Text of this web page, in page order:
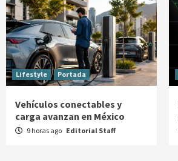
Lifestyle Portada
Vehículos conectables y
carga avanzan en México
9 horas ago Editorial Staff